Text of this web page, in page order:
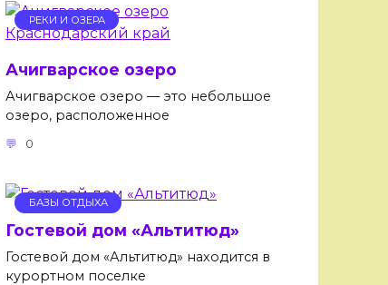
РЕКИ И ОЗЕРА
Ачигварское озеро
Ачигварское озеро — это небольшое
озеро, расположенное
0
БАЗЫ ОТДЫХА
Гостевой дом «Альтитюд»
Гостевой дом «Альтитюд» находится в
курортном поселке